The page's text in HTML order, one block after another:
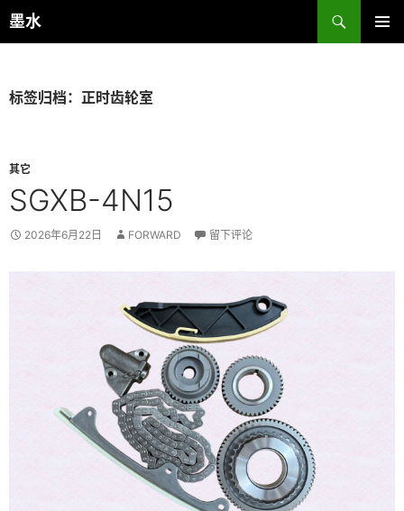
跳
至
墨水
搜
索
标签归档：正时齿轮室
其它
SGXB-4N15
2026年6月22日 FORWARD 留下评论